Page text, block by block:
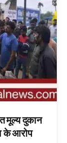
मूल्य दुकान
के आरोप